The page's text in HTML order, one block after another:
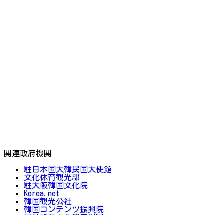
関連政府機関
駐日本国大韓民国大使館
文化体育観光部
駐大阪韓国文化院
Korea.net
韓国観光公社
韓国コンテンツ振興院